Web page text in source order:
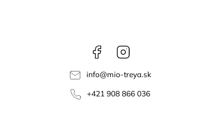
Facebook
info@mio-treya.sk
+421 908 866 036